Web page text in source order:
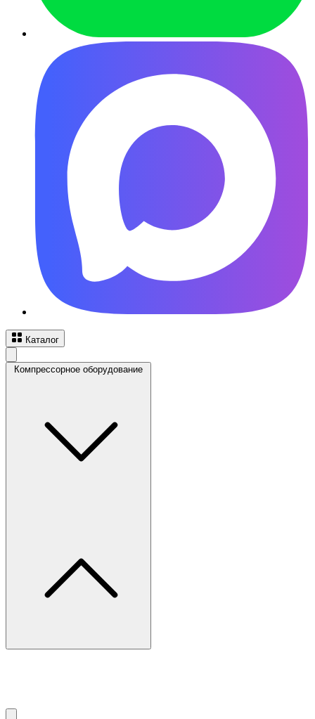
Каталог
Компрессорное оборудование